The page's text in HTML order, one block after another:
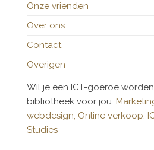
Onze vrienden
Over ons
Contact
Overigen
Wil je een ICT-goeroe
bibliotheek voor jou:
webdesign, Online verkoop,
Studies